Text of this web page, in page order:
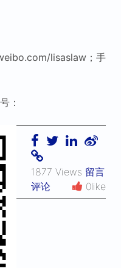
lisaslaw；手
：
1877 Views 留言
评论
0like